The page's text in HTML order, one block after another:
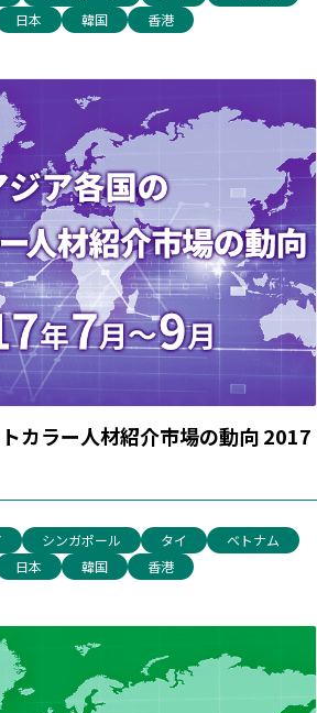
日本 韓国 香港
カラー人材紹介市場の動向 2017
シンガポール タイ
ベトナム
日本 韓国 香港